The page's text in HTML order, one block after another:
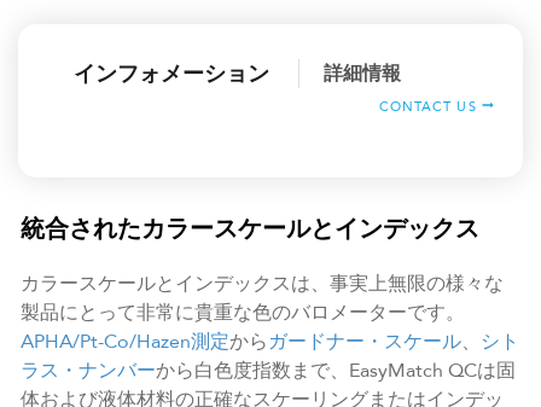
インフォメーション 詳細情報
CONTACT US
統合されたカラースケールとインデックス
カラースケールとインデックスは、事実上無限の様々な
製品にとって非常に貴重な色のバロメーターです。
APHA/Pt-Co/Hazen測定からガードナー・スケール、 シト
ラス・ナンバーから白色度指数まで、EasyMatch QCは固
体および液体材料の正確なスケーリングまたはインデッ